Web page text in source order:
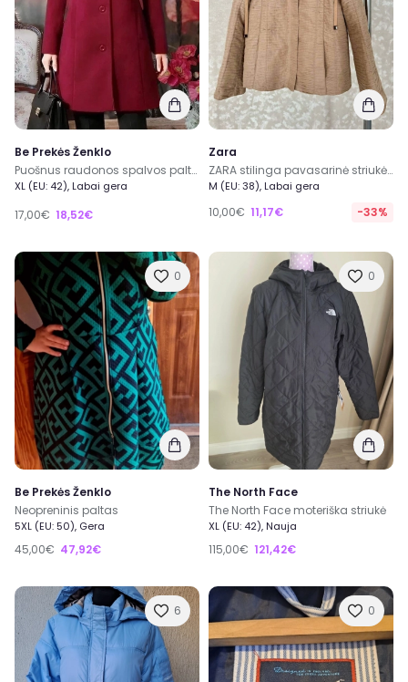
Be Prekės Ženklo
Puošnus raudonos spalvos paltas pavasariui
XL (EU: 42), Labai gera
17,00€ 18,52€
Zara
ZARA stilinga pavasarinė striukė S/M dydis su kišenes
M (EU: 38), Labai gera
10,00€ 11,17€ -33%
0
Be Prekės Ženklo
Neopreninis paltas
5XL (EU: 50), Gera
45,00€ 47,92€
0
The North Face
The North Face moteriška striukė
XL (EU: 42), Nauja
115,00€ 121,42€
6 0